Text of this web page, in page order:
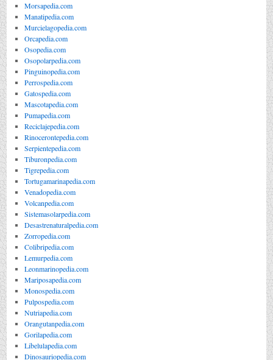
Morsapedia.com
Manatipedia.com
Murcielagopedia.com
Orcapedia.com
Osopedia.com
Osopolarpedia.com
Pinguinopedia.com
Perrospedia.com
Gatospedia.com
Mascotapedia.com
Pumapedia.com
Reciclajepedia.com
Rinocerontepedia.com
Serpientepedia.com
Tiburonpedia.com
Tigrepedia.com
Tortugamarinapedia.com
Venadopedia.com
Volcanpedia.com
Sistemasolarpedia.com
Desastrenaturalpedia.com
Zorropedia.com
Colibripedia.com
Lemurpedia.com
Leonmarinopedia.com
Mariposapedia.com
Monospedia.com
Pulpospedia.com
Nutriapedia.com
Orangutanpedia.com
Gorilapedia.com
Libelulapedia.com
Dinosauriopedia.com